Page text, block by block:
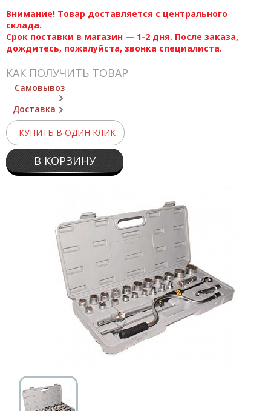
Внимание! Товар доставляется с центрального
склада.
Срок поставки в магазин — 1-2 дня. После заказа,
дождитесь, пожалуйста, звонка специалиста.
КАК ПОЛУЧИТЬ ТОВАР
Самовывоз
Доставка
КУПИТЬ В ОДИН КЛИК
В КОРЗИНУ